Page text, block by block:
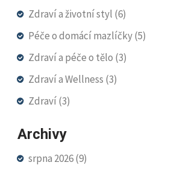
Zdraví a životní styl (6)
Péče o domácí mazlíčky(5)
Zdraví a péče o tělo (3)
Zdraví a Wellness (3)
Zdraví(3)
Archivy
srpna 2026(9)